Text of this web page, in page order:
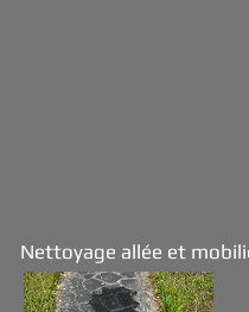
Nettoyage allée et